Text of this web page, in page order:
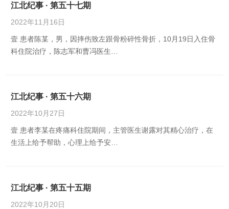
江北纪事 · 第五十七期
2022年11月16日
壹 患者陈某，男，因摔伤致左跟骨粉碎性骨折，10月19日入住骨
科住院治疗，陈志军和曹冯医生…
江北纪事 · 第五十六期
2022年10月27日
壹 患者李某在疼痛科住院期间，主管医生谢露对其精心治疗，在
生活上给予帮助，心理上给予安…
江北纪事 · 第五十五期
2022年10月20日